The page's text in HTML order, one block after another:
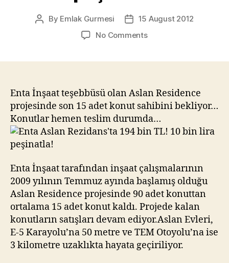
Post
By Emlak Gurmesi
Post15 August 2012
No Commentson
bin
TL!
10
bin
lira
Enta İnşaat teşebbüsü olan Aslan Residence
projesinde son 15 adet konut sahibini bekliyor…
Konutlar hemen teslim durumda…
Enta İnşaat tarafından inşaat çalışmalarının
2009 yılının Temmuz ayında başlamış olduğu
Aslan Residence projesinde 90 adet konuttan
ortalama 15 adet konut kaldı. Projede kalan
konutların satışları devam ediyor.Aslan Evleri,
E-5 Karayolu’na 50 metre ve TEM Otoyolu’na ise
3 kilometre uzaklıkta hayata geçiriliyor.